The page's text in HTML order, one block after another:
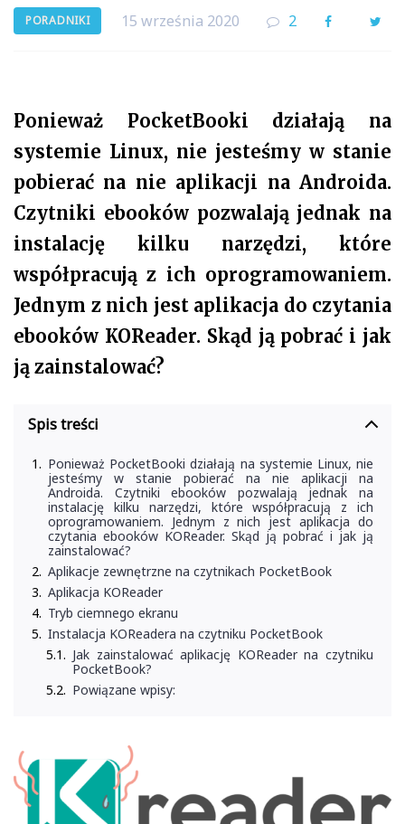
PORADNIKI 15 września 2020 2 Facebook
Ponieważ PocketBooki działają na
systemie Linux, nie jesteśmy w stanie
pobierać na nie aplikacji na Androida.
Czytniki ebooków pozwalają jednak na
instalację kilku narzędzi, które
współpracują z ich oprogramowaniem.
Jednym z nich jest aplikacja do czytania
ebooków KOReader. Skąd ją pobrać i jak
ją zainstalować?
Spis treści
Ponieważ PocketBooki działają na systemie Linux, nie
jesteśmy w stanie pobierać na nie aplikacji na
Androida. Czytniki ebooków pozwalają jednak na
instalację kilku narzędzi, które współpracują z ich
oprogramowaniem. Jednym z nich jest aplikacja do
czytania ebooków KOReader. Skąd ją pobrać i jak ją
zainstalować?
Aplikacje zewnętrzne na czytnikach PocketBook
Aplikacja KOReader
Tryb ciemnego ekranu
Instalacja KOReadera na czytniku PocketBook
Jak zainstalować aplikację KOReader na czytniku
PocketBook?
Powiązane wpisy: